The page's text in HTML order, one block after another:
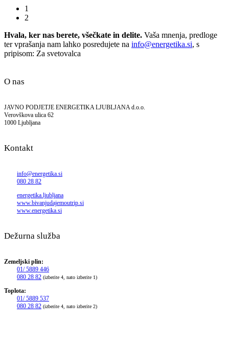
1
2
Hvala, ker nas berete, všečkate in delite. Vaša mnenja, predloge
ter vprašanja nam lahko posredujete na info@energetika.si, s
pripisom: Za svetovalca
O nas
JAVNO PODJETJE ENERGETIKA LJUBLJANA d.o.o.
Verovškova ulica 62
1000 Ljubljana
Kontakt
info@energetika.si
080 28 82
energetika.ljubljana
www.bivanjudajemoutrip.si
www.energetika.si
Dežurna služba
Zemeljski plin:
01/ 5889 446
080 28 82 (izberite 4, nato izberite 1)
Toplota:
01/ 5889 537
080 28 82 (izberite 4, nato izberite 2)